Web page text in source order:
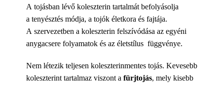
A tojásban lévő koleszterin tartalmát befolyásolja
a tenyésztés módja, a tojók életkora és fajtája.
A szervezetben a koleszterin felszívódása az egyéni
anygacsere folyamatok és az életstílus függvénye.
Nem létezik teljesen koleszterinmentes tojás. Kevesebb
koleszterint tartalmaz viszont a fürjtojás, mely kisebb